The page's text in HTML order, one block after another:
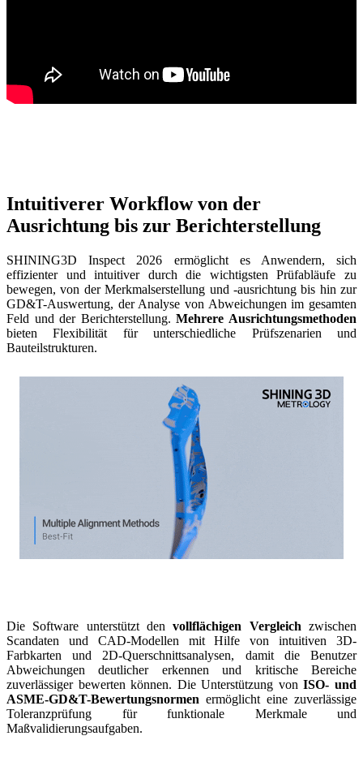
Intuitiverer Workflow von der
Ausrichtung bis zur Berichterstellung
SHINING3D Inspect 2026 ermöglicht es Anwendern, sich
effizienter und intuitiver durch die wichtigsten Prüfabläufe zu
bewegen, von der Merkmalserstellung und -ausrichtung bis hin zur
GD&T-Auswertung, der Analyse von Abweichungen im gesamten
Feld und der Berichterstellung.Mehrere Ausrichtungsmethoden
bieten Flexibilität für unterschiedliche Prüfszenarien und
Bauteilstrukturen.
Die Software unterstützt den vollflächigen Vergleich zwischen
Scandaten und CAD-Modellen mit Hilfe von intuitiven 3D-
Farbkarten und 2D-Querschnittsanalysen, damit die Benutzer
Abweichungen deutlicher erkennen und kritische Bereiche
zuverlässiger bewerten können. Die Unterstützung vonISO- und
ASME-GD&T-Bewertungsnormen ermöglicht eine zuverlässige
Toleranzprüfung für funktionale Merkmale und
Maßvalidierungsaufgaben.